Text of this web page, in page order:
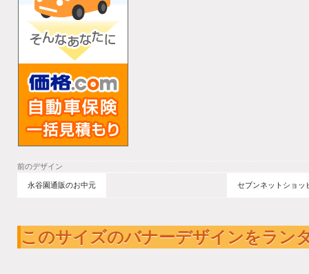
前のデザイン
永谷園通販のお中元 セブンネットショ
このサイズのバナーデザインをラン